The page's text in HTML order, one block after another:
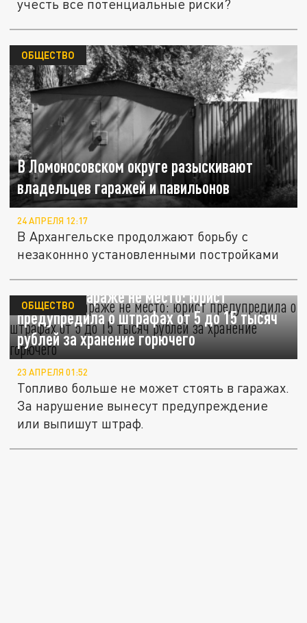
учесть все потенциальные риски?
В Ломоносовском округе разыскивают
владельцев гаражей и павильонов
ОБЩЕСТВО
24 АПРЕЛЯ 12:17
В Архангельске продолжают борьбу с
незаконнно установленными постройками
Бензину в гараже не место: юрист
предупредила о штрафах от 5 до 15 тысяч
рублей за хранение горючего
ОБЩЕСТВО
23 АПРЕЛЯ 01:52
Топливо больше не может стоять в гаражах.
За нарушение вынесут предупреждение
или выпишут штраф.